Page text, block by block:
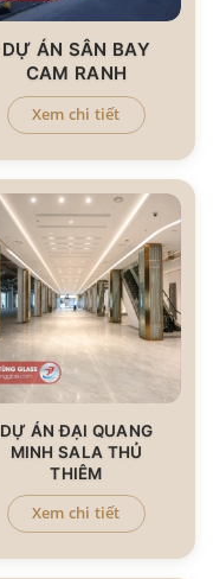
DỰ ÁN SÂN BAY
CAM RANH
Xem chi tiết
DỰ ÁN ĐẠI QUANG
MINH SALA THỦ
THIÊM
Xem chi tiết